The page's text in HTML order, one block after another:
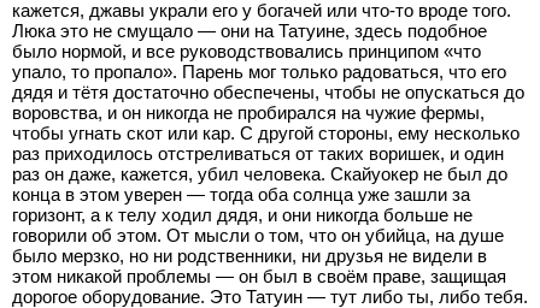
кажется, джавы украли его у богачей или что-то вроде того.
Люка это не смущало — они на Татуине, здесь подобное
было нормой, и все руководствовались принципом «что
упало, то пропало». Парень мог только радоваться, что его
дядя и тётя достаточно обеспечены, чтобы не опускаться до
воровства, и он никогда не пробирался на чужие фермы,
чтобы угнать скот или кар. С другой стороны, ему несколько
раз приходилось отстреливаться от таких воришек, и один
раз он даже, кажется, убил человека. Скайуокер не был до
конца в этом уверен — тогда оба солнца уже зашли за
горизонт, а к телу ходил дядя, и они никогда больше не
говорили об этом. От мысли о том, что он убийца, на душе
было мерзко, но ни родственники, ни друзья не видели в
этом никакой проблемы — он был в своём праве, защищая
дорогое оборудование. Это Татуин — тут либо ты, либо тебя.